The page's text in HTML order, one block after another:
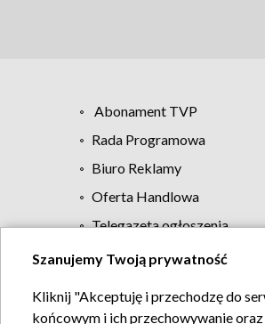
Abonament TVP
Rada Programowa
Biuro Reklamy
Oferta Handlowa
Telegazeta ogłoszenia
Szanujemy Twoją prywatność
Kliknij "Akceptuję i przechodzę do
końcowym i ich przechowywanie